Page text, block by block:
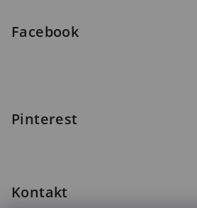
Facebook
Pinterest
Kontakt